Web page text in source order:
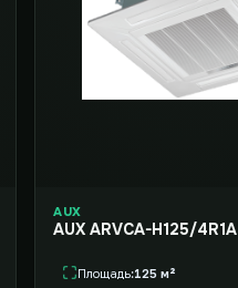
AUX
AUX ARVCA-H125/4R1A
Площадь 125 м²